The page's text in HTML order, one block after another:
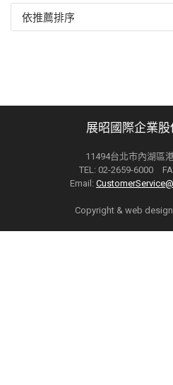
依推薦排序
展昭國際企業
11494台北市內湖區
TEL: 02-2659-6000
Email:
Copyright & web